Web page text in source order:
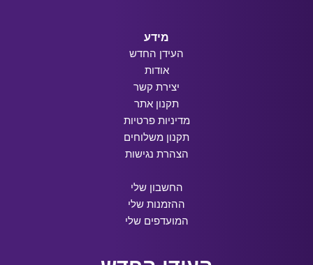
מידע
העידן החדש
אודות
יצירת קשר
תקנון אתר
מדיניות פרטיות
תקנון משלוחים
הצהרת נגישות
החשבון שלי
ההזמנות שלי
המועדפים שלי